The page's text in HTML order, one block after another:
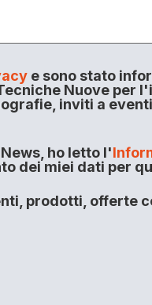
e sono stato
Nuove per
inviti a
ho letto l'
dei miei dati per
prodotti, offerte